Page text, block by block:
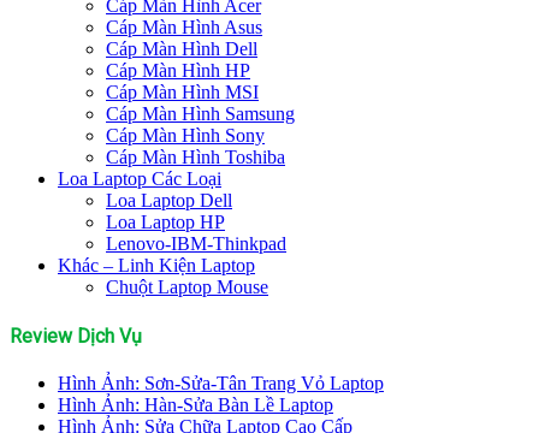
Cáp Màn Hình Acer
Cáp Màn Hình Asus
Cáp Màn Hình Dell
Cáp Màn Hình HP
Cáp Màn Hình MSI
Cáp Màn Hình Samsung
Cáp Màn Hình Sony
Cáp Màn Hình Toshiba
Loa Laptop Các Loại
Loa Laptop Dell
Loa Laptop HP
Lenovo-IBM-Thinkpad
Khác – Linh Kiện Laptop
Chuột Laptop Mouse
Review Dịch Vụ
Hình Ảnh: Sơn-Sửa-Tân Trang Vỏ Laptop
Hình Ảnh: Hàn-Sửa Bàn Lề Laptop
Hình Ảnh: Sửa Chữa Laptop Cao Cấp